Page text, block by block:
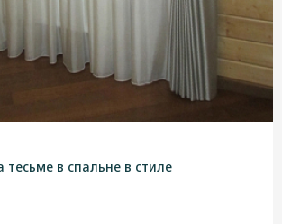
в спальне в стиле